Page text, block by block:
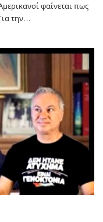
φαίνεται πως
την…